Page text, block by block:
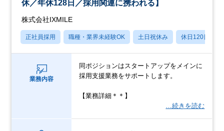
休／年休128日／採用関連に携われる】
株式会社IXMILE
正社員採用 職種・業界未経験OK 土日祝休み 休日120日以上
業務内容
同ポジションはスタートアップをメインに
採用支援業務をサポートします。
【業務詳細＊＊】
…続きを読む